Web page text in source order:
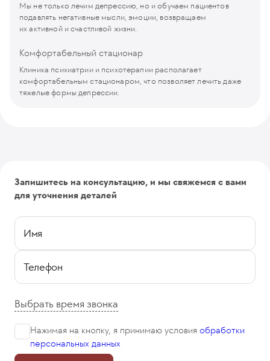
Мы не только лечим депрессию, но и обучаем пациентов
подавлять негативные мысли, эмоции, возвращаем
их активной и счастливой жизни.
Комфортабельный стационар
Клиника психиатрии и психотерапии располагает
комфортабельным стационаром, что позволяет лечить даже
тяжелые формы депрессии.
Запишитесь на консультацию, и мы свяжемся с вами
для уточнения деталей
Имя
Телефон
Выбрать время звонка
Нажимая на кнопку, я принимаю условия обработки
персональных данных